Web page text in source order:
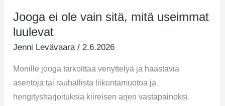
Jooga ei ole vain sitä, mitä useimmat
luulevat
Jenni Levävaara/2.6.2026
Monille jooga tarkoittaa venyttelyä ja haastavia
asentoja tai rauhallista liikuntamuotoa ja
hengitysharjoituksia kiireisen arjen vastapainoksi.